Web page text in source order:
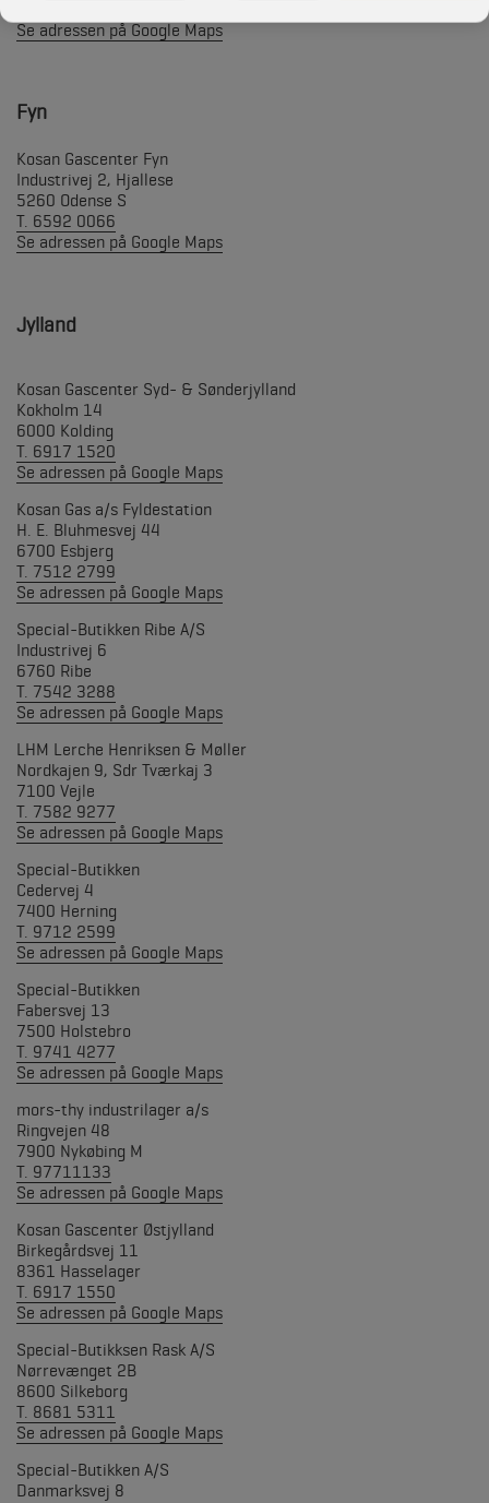
Se adressen på Google Maps
Fyn
Kosan Gascenter Fyn
Industrivej 2, Hjallese
5260 Odense S
T. 6592 0066
Se adressen på Google Maps
Jylland
Kosan Gascenter Syd- & Sønderjylland
Kokholm 14
6000 Kolding
T. 6917 1520
Se adressen på Google Maps
Kosan Gas a/s Fyldestation
H. E. Bluhmesvej 44
6700 Esbjerg
T. 7512 2799
Se adressen på Google Maps
Special-Butikken Ribe A/S
Industrivej 6
6760 Ribe
T. 7542 3288
Se adressen på Google Maps
LHM Lerche Henriksen & Møller
Nordkajen 9, Sdr Tværkaj 3
7100 Vejle
T. 7582 9277
Se adressen på Google Maps
Special-Butikken
Cedervej 4
7400 Herning
T. 9712 2599
Se adressen på Google Maps
Special-Butikken
Fabersvej 13
7500 Holstebro
T. 9741 4277
Se adressen på Google Maps
mors-thy industrilager a/s
Ringvejen 48
7900 Nykøbing M
T. 97711133
Se adressen på Google Maps
Kosan Gascenter Østjylland
Birkegårdsvej 11
8361 Hasselager
T. 6917 1550
Se adressen på Google Maps
Special-Butikksen Rask A/S
Nørrevænget 2B
8600 Silkeborg
T. 8681 5311
Se adressen på Google Maps
Special-Butikken A/S
Danmarksvej 8